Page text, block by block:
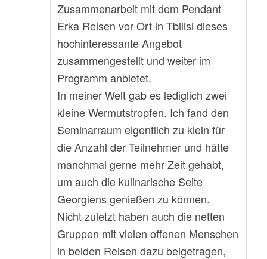
Zusammenarbeit mit dem Pendant
Erka Reisen vor Ort in Tbilisi dieses
hochinteressante Angebot
zusammengestellt und weiter im
Programm anbietet.
In meiner Welt gab es lediglich zwei
kleine Wermutstropfen. Ich fand den
Seminarraum eigentlich zu klein für
die Anzahl der Teilnehmer und hätte
manchmal gerne mehr Zeit gehabt,
um auch die kulinarische Seite
Georgiens genießen zu können.
Nicht zuletzt haben auch die netten
Gruppen mit vielen offenen Menschen
in beiden Reisen dazu beigetragen,